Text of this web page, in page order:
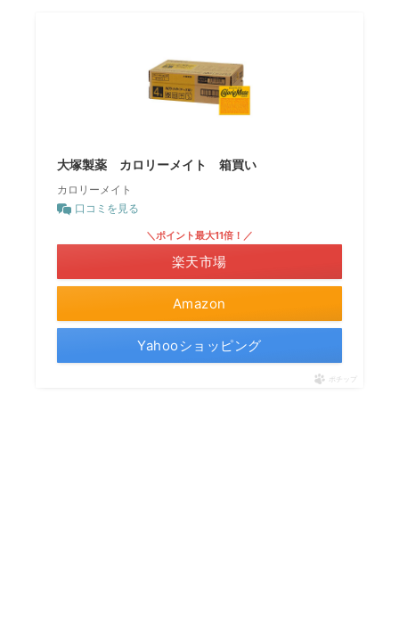
大塚製薬 カロリーメイト 箱買い
カロリーメイト
口コミを見る
Amazon
＼ポイント最大11倍！／
楽天市場
Yahooショッピング
ポチップ